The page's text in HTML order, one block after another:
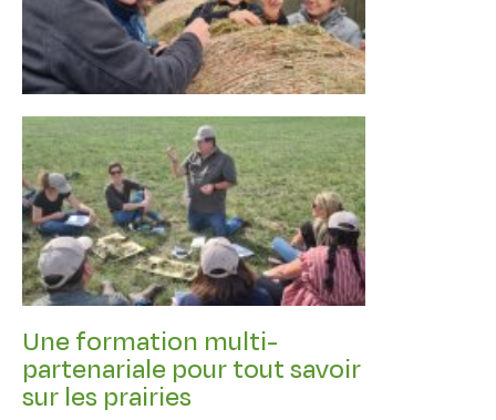
Une formation multi-
partenariale pour tout savoir
sur les prairies